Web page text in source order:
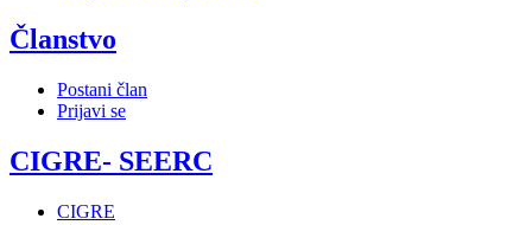
Članstvo
Postani član
Prijavi se
CIGRE- SEERC
CIGRE